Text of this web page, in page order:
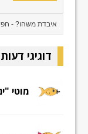
דוגיגי דעות
מוטי